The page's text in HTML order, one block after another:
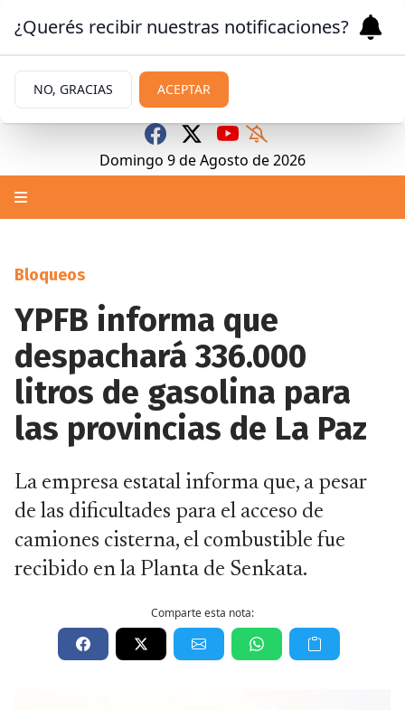
Domingo 9deAgosto de 2026
Bloqueos
YPFB informa que
despachará 336.000
litros de gasolina para
las provincias de La Paz
La empresa estatal informa que, a pesar
de las dificultades para el acceso de
camiones cisterna, el combustible fue
recibido en la Planta de Senkata.
Comparte esta nota:
¿Querés recibir nuestras notificaciones?
NO, GRACIAS ACEPTAR